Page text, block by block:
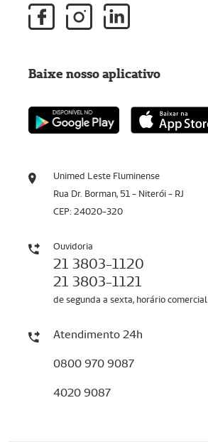
Unimed Leste Fluminense
Rua Dr. Borman, 51 - Niterói - RJ
CEP: 24020-320
Ouvidoria
21 3803-1120
21 3803-1121
de segunda a sexta, horário comercial
Atendimento 24h
0800 970 9087
4020 9087
Baixe nosso aplicativo